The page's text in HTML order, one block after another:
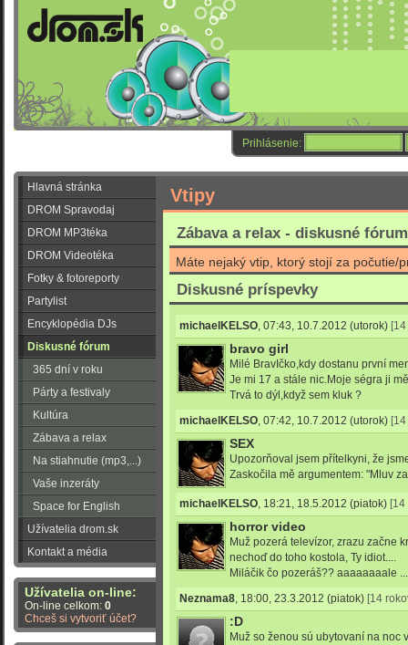
Prihlásenie:
Hlavná stránka
DROM Spravodaj
DROM MP3téka
DROM Videotéka
Fotky & fotoreporty
Partylist
Encyklopédia DJs
Diskusné fórum
365 dní v roku
Párty a festivaly
Kultúra
Zábava a relax
Na stiahnutie (mp3,...)
Vaše inzeráty
Space for English
Užívatelia drom.sk
Kontakt a média
Užívatelia on-line:
On-line celkom: 0
Chceš si vytvoriť účet?
Vtipy
Zábava a relax - diskusné fórum
Máte nejaký vtip, ktorý stojí za počutie/
Diskusné príspevky
michaelKELSO, 07:43, 10.7.2012 (utorok)
bravo girl
Milé BravIčko,kdy dostanu první
Je mi 17 a stále nic.Moje ségra ji
Trvá to dýl,když sem kluk ?
michaelKELSO, 07:42, 10.7.2012 (utorok)
SEX
Upozorňoval jsem přítelkyni, že
Zaskočila mě argumentem: "Mluv
michaelKELSO, 18:21, 18.5.2012 (piatok)
horror video
Muž pozerá televízor, zrazu začne
nechoď do toho kostola, Ty idiot....
Miláčik čo pozeráš?? aaaaaaaale
Neznama8, 18:00, 23.3.2012 (piatok) [14
:D
Muž so ženou sú ubytovaní na noc